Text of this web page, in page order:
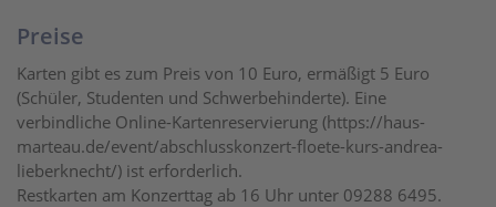
Preise
Karten gibt es zum Preis von 10 Euro, ermäßigt 5 Euro
(Schüler, Studenten und Schwerbehinderte). Eine
verbindliche Online-Kartenreservierung (https://haus-
marteau.de/event/abschlusskonzert-floete-kurs-andrea-
lieberknecht/) ist erforderlich.
Restkarten am Konzerttag ab 16 Uhr unter 09288 6495.